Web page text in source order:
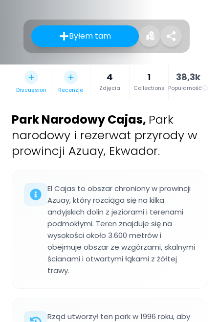
Byłem tam
Discussion Recenzje
4
Zdjęcia
1
Collections
38,3k
Popularność
Park Narodowy Cajas, Park
narodowy i rezerwat przyrody w
prowincji Azuay, Ekwador.
El Cajas to obszar chroniony w prowincji
Azuay, który rozciąga się na kilka
andyjskich dolin z jeziorami i terenami
podmokłymi. Teren znajduje się na
wysokości około 3.600 metrów i
obejmuje obszar ze wzgórzami, skalnymi
ścianami i otwartymi łąkami z żółtej
trawy.
Rząd utworzył ten park w 1996 roku, aby